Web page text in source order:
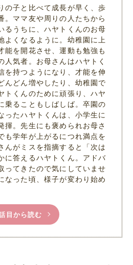
の子と比べて成長が早く、歩
。ママ友や周りの人たちから
るうちに、ハヤトくんのお母
よくなるように。幼稚園に上
能を開花させ、運動も勉強も
人気者。お母さんはハヤトく
を持つようになり、才能を伸
んどん増やしたり、幼稚園で
トくんのために頑張り、ハヤ
乗ることもしばしば。卒園の
ったハヤトくんは、小学生に
揮。先生にも褒められお母さ
も学年が上がるにつれ満点を
んがミスを指摘すると「次は
に答えるハヤトくん。アドバ
ってきたので気にしていませ
なった頃、様子が変わり始め
目から読む